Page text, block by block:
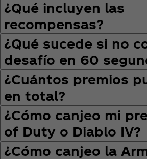
¿Qué incluyen las
recompensas?
¿Qué sucede si no
desafío en 60
¿Cuántos premios
en total?
¿Cómo canjeo mi
of Duty o Diablo IV?
¿Cómo canjeo la